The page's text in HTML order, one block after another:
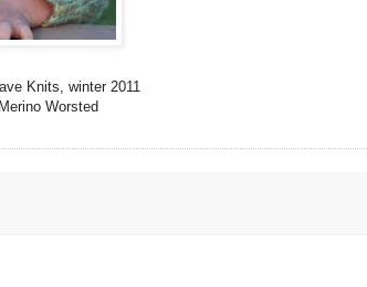
Knits, winter 2011
Worsted